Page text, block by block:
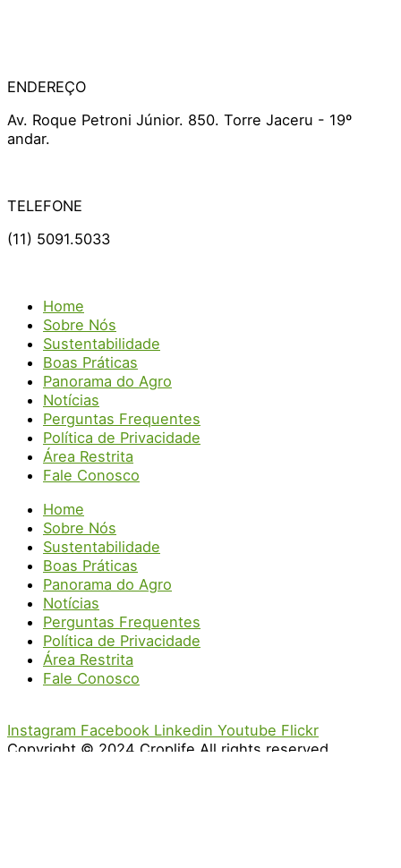
ENDEREÇO
Av. Roque Petroni Júnior. 850. Torre Jaceru - 19º
andar.
TELEFONE
(11) 5091.5033
Home
Sobre Nós
Sustentabilidade
Boas Práticas
Panorama do Agro
Notícias
Perguntas Frequentes
Política de Privacidade
Área Restrita
Fale Conosco
Home
Sobre Nós
Sustentabilidade
Boas Práticas
Panorama do Agro
Notícias
Perguntas Frequentes
Política de Privacidade
Área Restrita
Fale Conosco
Instagram Facebook Linkedin Youtube Flickr
Copyright © 2024 Croplife All rights reserved.